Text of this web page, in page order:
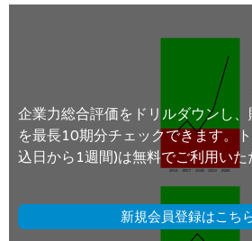
企業力総合評価をドリルダウンし
を最長10期分チェックできます。
込日から1週間)は無料でご利用いた
新規会員登録はこち